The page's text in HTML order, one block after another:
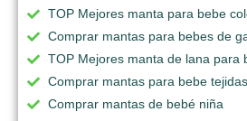
TOP Mejores manta para bebe
Comprar mantas para bebes de
TOP Mejores manta de lana para
Comprar mantas para bebe
Comprar mantas de bebé niña